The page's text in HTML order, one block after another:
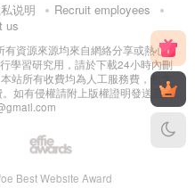
说明
Recruit employees
us
有資源來源均來自網絡分享或熱心網
學習研究用，請於下載24小時內刪
站所有收費均為人工服務費，包含
如有侵權請附上版權證明發送至郵
Best Website Award